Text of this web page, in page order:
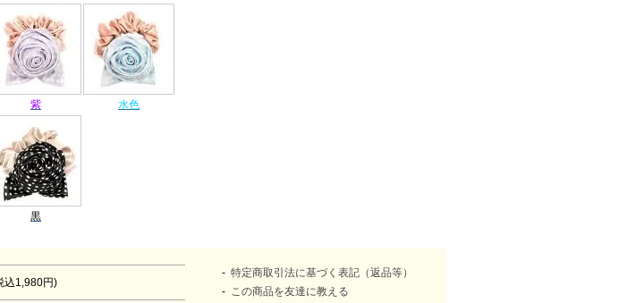
紫 水色
黒
込1,980円)
特定商取引法に基づく表記（返品等）
この商品を友達に教える